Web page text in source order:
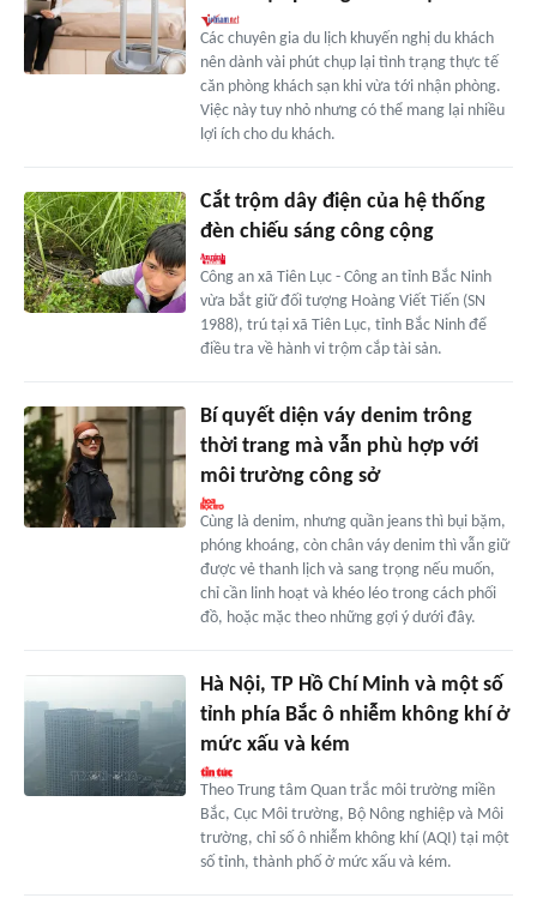
Các chuyên gia du lịch khuyến nghị du khách
nên dành vài phút chụp lại tình trạng thực tế
căn phòng khách sạn khi vừa tới nhận phòng.
Việc này tuy nhỏ nhưng có thể mang lại nhiều
lợi ích cho du khách.
Cắt trộm dây điện của hệ thống
đèn chiếu sáng công cộng
Công an xã Tiên Lục - Công an tỉnh Bắc Ninh
vừa bắt giữ đối tượng Hoàng Viết Tiến (SN
1988), trú tại xã Tiên Lục, tỉnh Bắc Ninh để
điều tra về hành vi trộm cắp tài sản.
Bí quyết diện váy denim trông
thời trang mà vẫn phù hợp với
môi trường công sở
Cùng là denim, nhưng quần jeans thì bụi bặm,
phóng khoáng, còn chân váy denim thì vẫn giữ
được vẻ thanh lịch và sang trọng nếu muốn,
chỉ cần linh hoạt và khéo léo trong cách phối
đồ, hoặc mặc theo những gợi ý dưới đây.
Hà Nội, TP Hồ Chí Minh và một số
tỉnh phía Bắc ô nhiễm không khí ở
mức xấu và kém
Theo Trung tâm Quan trắc môi trường miền
Bắc, Cục Môi trường, Bộ Nông nghiệp và Môi
trường, chỉ số ô nhiễm không khí (AQI) tại một
số tỉnh, thành phố ở mức xấu và kém.